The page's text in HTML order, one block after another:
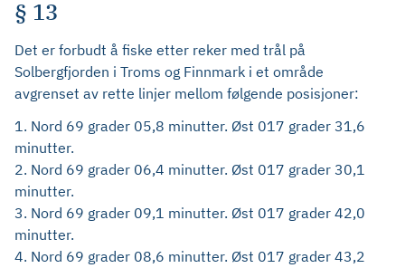
§ 13
Det er forbudt å fiske etter reker med trål på
Solbergfjorden i Troms og Finnmark i et område
avgrenset av rette linjer mellom følgende posisjoner:
1. Nord 69 grader 05,8 minutter. Øst 017 grader 31,6
minutter.
2. Nord 69 grader 06,4 minutter. Øst 017 grader 30,1
minutter.
3. Nord 69 grader 09,1 minutter. Øst 017 grader 42,0
minutter.
4. Nord 69 grader 08,6 minutter. Øst 017 grader 43,2